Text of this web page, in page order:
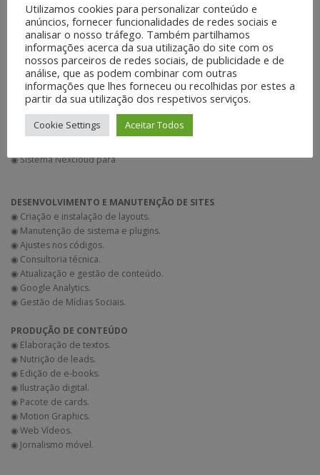
AUTONOMIA DIGITAL
◉ Consultoria de Web Social Aberta.
◉ Criação e gestão de comunidades.
◉ Plataforma para acervos digitais.
◉ Sistema Nexcloud para
DESENVOLVIMENTO E MANUTENÇÃO DE SITES
◉ Criação e instalação de layouts.
◉ Manutenção de sistema e plugins.
◉ Ajustes nos códigos.
◉ Consultoria técnica.
◉ Atualização e gestão de conteúdo.
◉ Google Analytics.
◉ Gestão de Mídias Sociais.
PRODUÇÃO DE CONTEÚDO
◉ Elaboração de textos.
◉ Nutrição de leads.
◉ Edição de e-books.
◉ Ilustração digital.
◉ Pacote de cards.
◉ Motion Graphics.
◉ Web Vídeos.
◉ Jornalismo móvel.
Utilizamos cookies para personalizar conteúdo e
anúncios, fornecer funcionalidades de redes sociais e
analisar o nosso tráfego. Também partilhamos
informações acerca da sua utilização do site com os
nossos parceiros de redes sociais, de publicidade e de
análise, que as podem combinar com outras
informações que lhes forneceu ou recolhidas por estes a
partir da sua utilização dos respetivos serviços.
Cookie Settings Aceitar Todos